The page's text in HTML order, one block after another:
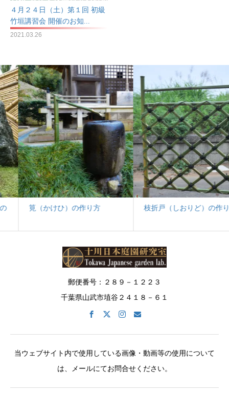
４月２４日（土）第１回 初級
竹垣講習会 開催のお知...
2021.03.26
筧（かけひ）の作り方 枝折戸（しおりど）の作り方
郵便番号：２８９－１２２３
千葉県山武市埴谷２４１８－６１
当ウェブサイト内で使用している画像・動画等の使用について
は、メールにてお問合せください。